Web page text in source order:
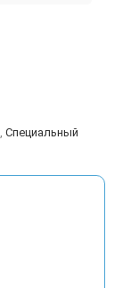
, Специальный